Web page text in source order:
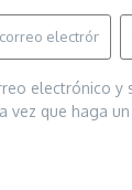
electrónico y
vez que haga